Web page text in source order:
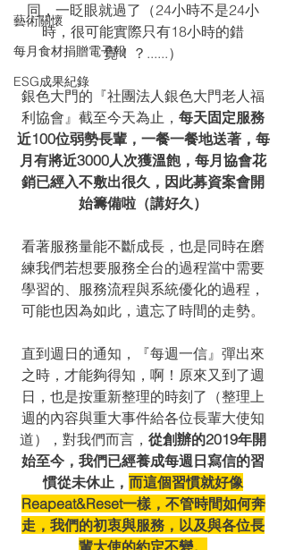
藝術關懷
每月食材捐贈電子報
ESG成果紀錄
同，一眨眼就過了（24小時不是24小
時，很可能實際只有18小時的錯
覺！？......）
銀色大門的『社團法人銀色大門老人福
利協會』截至今天為止， 每天固定服務
近100位弱勢長輩，一餐一餐地送著，每
月有將近3000人次獲溫飽，每月協會花
銷已經入不敷出很久，因此募資案會開
始籌備啦（講好久）
看著服務量能不斷成長，也是同時在磨
練我們若想要服務全台的過程當中需要
學習的、服務流程與系統優化的過程，
可能也因為如此，遺忘了時間的走勢。
直到週日的通知，『每週一信』彈出來
之時，才能夠得知，啊！原來又到了週
日，也是按重新整理的時刻了（整理上
週的內容與重大事件給各位長輩大使知
道），對我們而言， 從創辦的2019年開
始至今，我們已經養成每週日寫信的習
慣從未休止， 而這個習慣就好像
Reapeat&Reset一樣，不管時間如何奔
走，我們的初衷與服務，以及與各位長
輩大使的約定不變。